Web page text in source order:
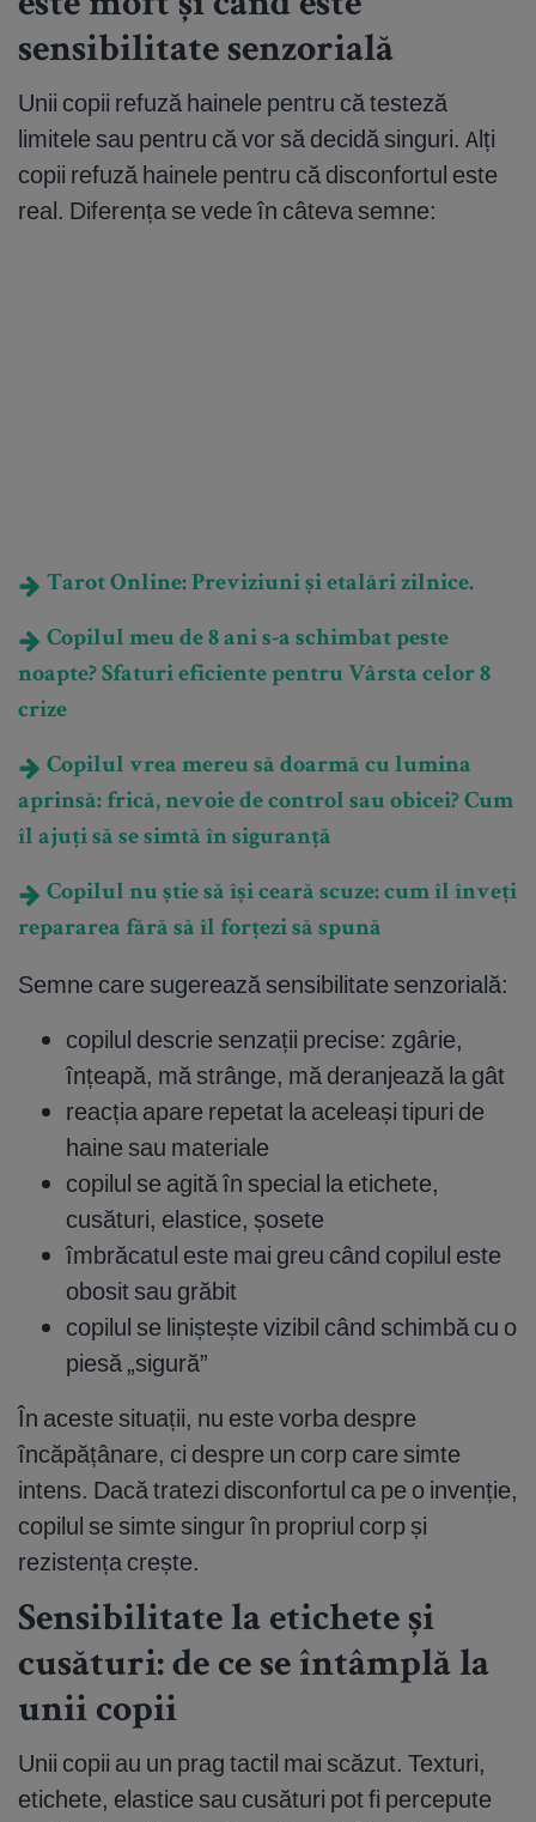
sensibilitate senzorială
Unii copii refuză hainele pentru că testeză
limitele sau pentru că vor să decidă singuri. Alți
copii refuză hainele pentru că disconfortul este
real. Diferența se vede în câteva semne:
Tarot Online: Previziuni și etalări zilnice.
Copilul meu de 8 ani s-a schimbat peste
noapte? Sfaturi eficiente pentru Vârsta celor 8
crize
Copilul vrea mereu să doarmă cu lumina
aprinsă: frică, nevoie de control sau obicei? Cum
îl ajuți să se simtă în siguranță
Copilul nu știe să își ceară scuze: cum îl înveți
repararea fără să îl forțezi să spună
Semne care sugerează sensibilitate senzorială:
copilul descrie senzații precise: zgârie,
înțeapă, mă strânge, mă deranjează la gât
reacția apare repetat la aceleași tipuri de
haine sau materiale
copilul se agită în special la etichete,
cusături, elastice, șosete
îmbrăcatul este mai greu când copilul este
obosit sau grăbit
copilul se liniștește vizibil când schimbă cu o
piesă „sigură”
În aceste situații, nu este vorba despre
încăpățânare, ci despre un corp care simte
intens. Dacă tratezi disconfortul ca pe o invenție,
copilul se simte singur în propriul corp și
rezistența crește.
Sensibilitate la etichete și
cusături: de ce se întâmplă la
unii copii
Unii copii au un prag tactil mai scăzut. Texturi,
etichete, elastice sau cusături pot fi percepute